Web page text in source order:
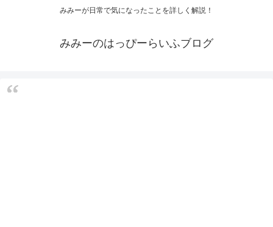
みみーが日常で気になったことを詳しく解説！
みみーのはっぴーらいふブログ